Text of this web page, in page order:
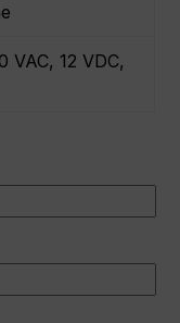
VAC, 12 VDC,